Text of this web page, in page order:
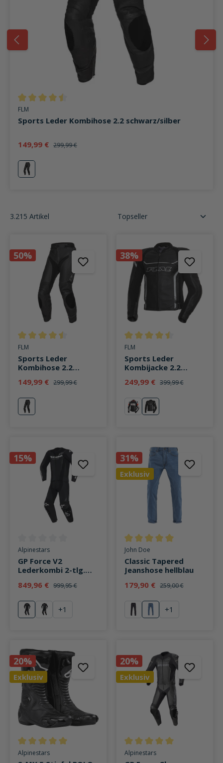
Durchschnittliche Bewertung von 4.6 von 5 Sternen
FLM
Sports Leder Kombihose 2.2 schwarz/silber
149,99 € 299,99 €
silber
3.215 Artikel
50%
Durchschnittliche Bewertung von 4.6 von 5 Sternen
FLM
Sports Leder
Kombihose 2.2
149,99 € 299,99 €
silber
38%
Durchschnittliche Bewertung
FLM
Sports Leder
Kombijacke 2.2
249,99 € 399,99 €
grausilber
15%
Durchschnittliche Bewertung von 0 von 5 Sternen
Alpinestars
GP Force V2
Lederkombi 2-tlg.
849,96 € 999,95 €
schwarzschwarz/weiß/fluo rot
+1
31%
Exklusiv
Durchschnittliche Bewertung
John Doe
Classic Tapered
Jeanshose hellblau
179,90 € 259,00 €
schwarzhellblau
+1
20%
Exklusiv
Durchschnittliche Bewertung von 5 von 5 Sternen
Alpinestars
20%
Exklusiv
Durchschnittliche Bewertung
Alpinestars